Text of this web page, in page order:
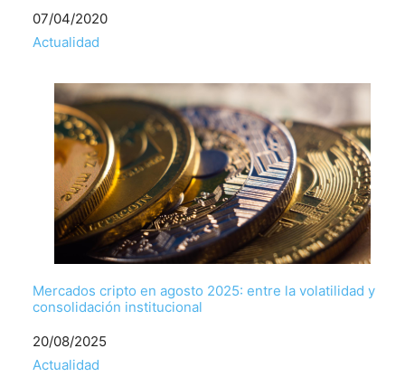
Fecha
07/04/2020
Respecto a
Actualidad
Mercados cripto en agosto 2025: entre la volatilidad y
consolidación institucional
Fecha
20/08/2025
Respecto a
Actualidad